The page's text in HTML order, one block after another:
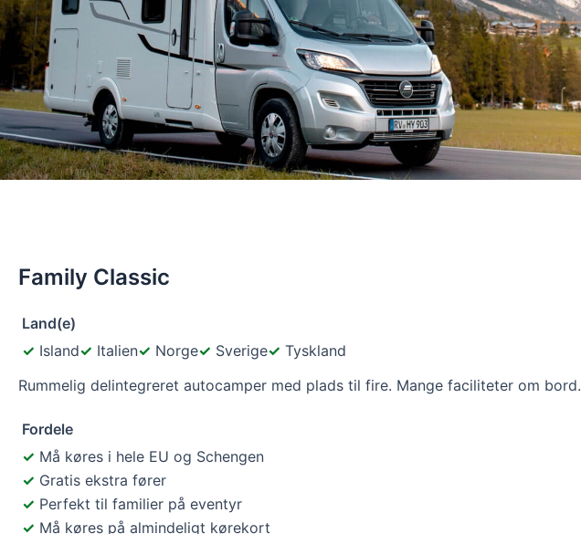
Family Classic
Land(e)
Island
Italien Norge Sverige
Tyskland
Rummelig delintegreret autocamper med plads til fire. Mange faciliteter om bord.
Fordele
Må køres i hele EU og Schengen
Gratis ekstra fører
Perfekt til familier på eventyr
Må køres på almindeligt kørekort